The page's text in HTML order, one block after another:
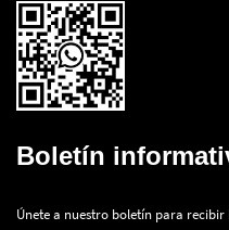
Boletín
Únete a nuestro boletín para